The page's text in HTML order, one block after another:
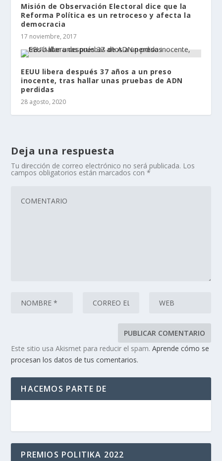
Misión de Observación Electoral dice que la
Reforma Política es un retroceso y afecta la
democracia
17 noviembre, 2017
EEUU libera después 37 años a un preso
inocente, tras hallar unas pruebas de ADN
perdidas
28 agosto, 2020
Deja una respuesta
Tu dirección de correo electrónico no será publicada. Los
campos obligatorios están marcados con*
Este sitio usa Akismet para reducir el spam.Aprende cómo se
procesan los datos de tus comentarios.
HACEMOS PARTE DE
PREMIOS POLITIKA 2022